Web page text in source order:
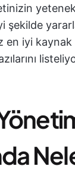
şekilde
en iyi